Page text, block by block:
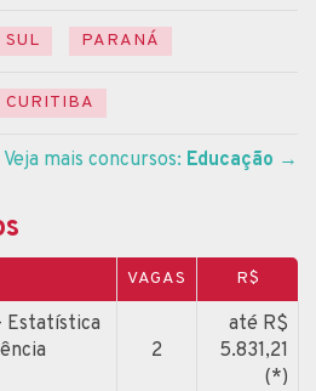
SUL PARANÁ
CURITIBA
Veja mais concursos: Educação →
VAGAS R$
Estatística
2
até R$
5.831,21
(*)